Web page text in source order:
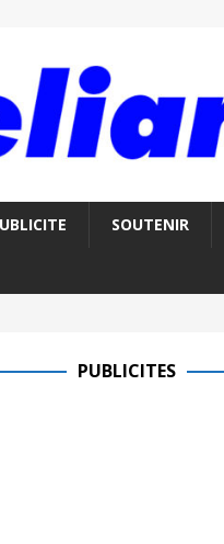
SOUTENIR
PUBLICITES